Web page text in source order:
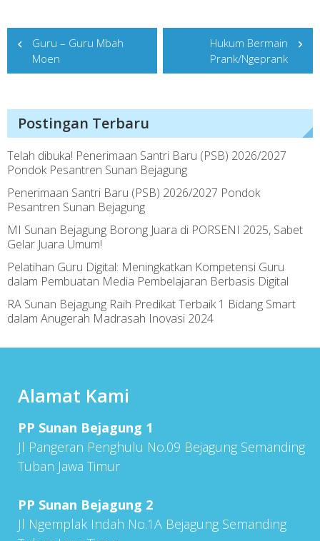
Post
navigation
Guru – Guru Mbah
Moen
Hukum Bermain
Prank/Ngeprank
Postingan Terbaru
Telah dibuka! Penerimaan Santri Baru (PSB) 2026/2027
Pondok Pesantren Sunan Bejagung
Penerimaan Santri Baru (PSB) 2026/2027 Pondok
Pesantren Sunan Bejagung
MI Sunan Bejagung Borong Juara di PORSENI 2025, Sabet
Gelar Juara Umum!
Pelatihan Guru Digital: Meningkatkan Kompetensi Guru
dalam Pembuatan Media Pembelajaran Berbasis Digital
RA Sunan Bejagung Raih Predikat Terbaik 1 Bidang Smart
dalam Anugerah Madrasah Inovasi 2024
Alamat Kami
PP Sunan Bejagung 1
Jl Pangeran Penghulu No.09 Bejagung Semanding
Tuban Jawa Timur
PP Sunan Bejagung 2
Jl Ngemplak Indah No.1A Bejagung Semanding